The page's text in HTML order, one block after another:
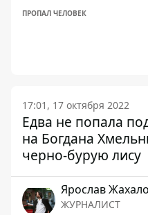
ПРОПАЛ ЧЕЛОВЕК
17:01, 17 октября 2022
Едва не попала
на Богдана
черно-бурую лису
Ярослав
ЖУРНАЛИСТ